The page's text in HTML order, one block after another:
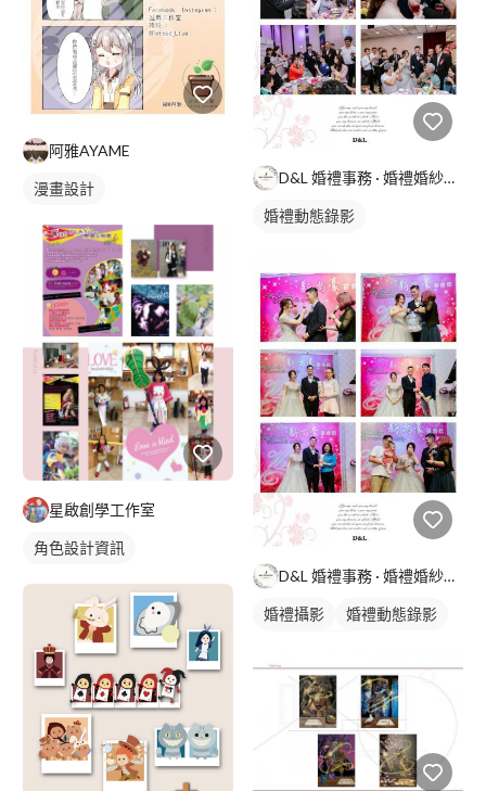
阿雅AYAME
漫畫設計
星啟創學工作室
角色設計資訊
D&L 婚禮事務 · 婚禮婚紗攝影
婚禮動態錄影
D&L 婚禮事務 · 婚禮婚紗攝影
婚禮攝影
婚禮動態錄影